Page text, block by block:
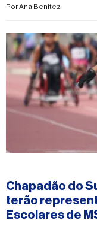
PorAna Benitez
Chapadão do
terão
Escolares de